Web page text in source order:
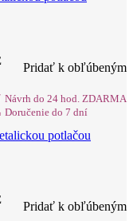
Pridať k obľúbeným
Návrh do 24 hod. ZDARMA
Doručenie do 7 dní
Pridať k obľúbeným